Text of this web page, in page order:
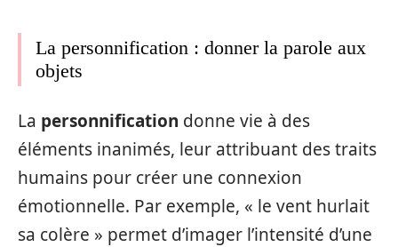
La personnification : donner la parole aux
objets
La personnification donne vie à des
éléments inanimés, leur attribuant des traits
humains pour créer une connexion
émotionnelle. Par exemple, « le vent hurlait
sa colère » permet d’imager l’intensité d’une